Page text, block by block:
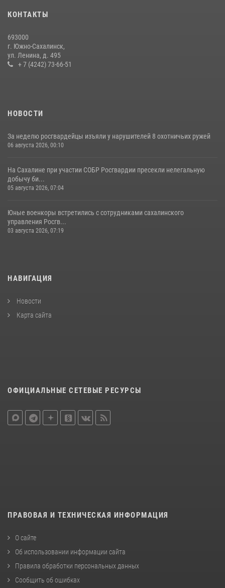
КОНТАКТЫ
693000
г. Южно-Сахалинск,
ул. Ленина, д. 495
+ 7 (4242) 73-66-51
НОВОСТИ
За неделю росгвардейцы изъяли у нарушителей 8 охотничьих ружей
06 августа 2026, 00:10
На Сахалине при участии СОБР Росгвардии пресекли нелегальную
добычу би...
05 августа 2026, 07:04
Юные военкоры встретились с сотрудниками сахалинского
управления Росгв...
03 августа 2026, 07:19
НАВИГАЦИЯ
Новости
Карта сайта
ОФИЦИАЛЬНЫЕ СЕТЕВЫЕ РЕСУРСЫ
ПРАВОВАЯ И ТЕХНИЧЕСКАЯ ИНФОРМАЦИЯ
О сайте
Об использовании информации сайта
Правила обработки персональных данных
Сообщить об ошибках